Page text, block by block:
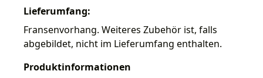
Lieferumfang:
Fransenvorhang. Weiteres Zubehör ist, falls
abgebildet, nicht im Lieferumfang enthalten.
Produktinformationen